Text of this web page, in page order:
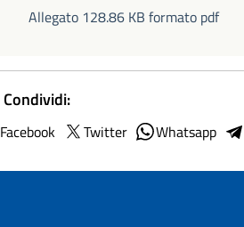
Allegato 128.86 KB formato pdf
Condividi:
Facebook Twitter Whatsapp